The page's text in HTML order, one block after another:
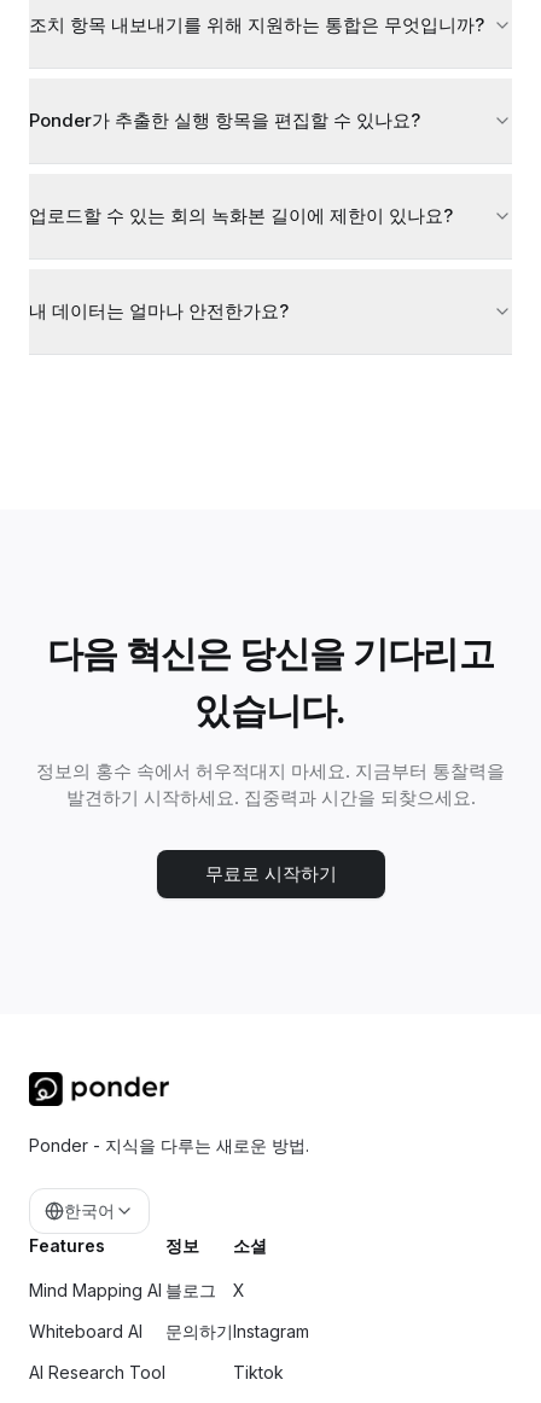
조치 항목 내보내기를 위해 지원하는 통합은 무엇입니까?
Ponder가 추출한 실행 항목을 편집할 수 있나요?
업로드할 수 있는 회의 녹화본 길이에 제한이 있나요?
내 데이터는 얼마나 안전한가요?
다음 혁신은 당신을 기다리고
있습니다.
정보의 홍수 속에서 허우적대지 마세요. 지금부터 통찰력을
발견하기 시작하세요. 집중력과 시간을 되찾으세요.
무료로 시작하기
Ponder - 지식을 다루는 새로운 방법.
한국어
Features
Mind Mapping AI
Whiteboard AI
AI Research Tool
정보
블로그
문의하기
소셜
X
Instagram
Tiktok